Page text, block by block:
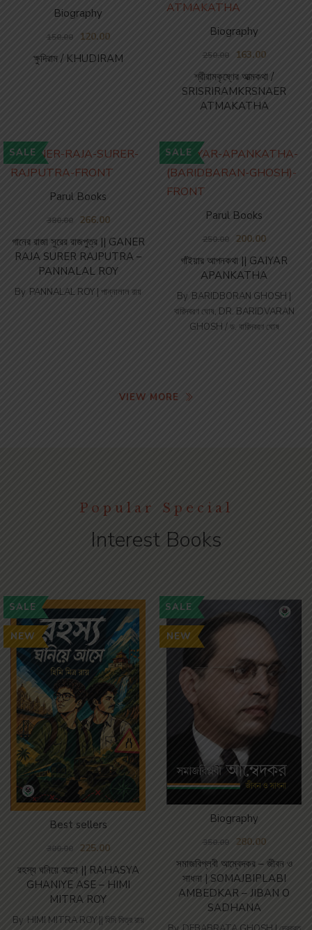
ক্ষুদিরাম / KHUDIRAM
Biography
150.00 120.00
শ্রীরামকৃষ্ণের আত্মকথা /
SRISRIRAMKRSNAER
ATMAKATHA
Biography
250.00 163.00
SALE
গানের রাজা সুরের রাজপুত্র || GANER
RAJA SURER RAJPUTRA –
PANNALAL ROY
Parul Books
380.00 266.00
By PANNALAL ROY | পান্নালাল রায়
SALE
গাঁইয়ার আপনকথা || GAIYAR
APANKATHA
Parul Books
250.00 200.00
By BARIDBORAN GHOSH |
বারিদবরণ ঘোষ, DR. BARIDVARAN
GHOSH / ড. বারিদবরণ ঘোষ
VIEW MORE
Popular Special
Interest Books
SALE
NEW
রহস্য ঘনিয়ে আসে || RAHASYA
GHANIYE ASE – HIMI
MITRA ROY
Best sellers
300.00 225.00
By HIMI MITRA ROY || হিমি মিত্র রায়
SALE
NEW
সমাজবিপ্লবী আম্বেদকর – জীবন ও
সাধনা | SOMAJBIPLABI
AMBEDKAR – JIBAN O
SADHANA
Biography
350.00 280.00